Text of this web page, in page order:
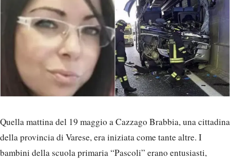
Quella mattina del 19 maggio a Cazzago Brabbia, una cittadina
della provincia di Varese, era iniziata come tante altre. I
bambini della scuola primaria “Pascoli” erano entusiasti,